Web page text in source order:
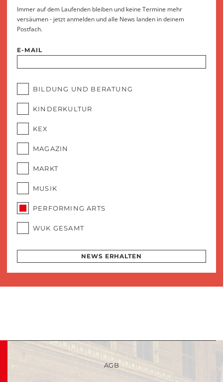
Immer auf dem Laufenden bleiben und keine Termine mehr
versäumen - jetzt anmelden und alle News landen in deinem
Postfach.
E-MAIL
BILDUNG UND BERATUNG
KINDERKULTUR
KEX
MAGAZIN
MARKT
MUSIK
PERFORMING ARTS
WUK GESAMT
NEWS ERHALTEN
AGB